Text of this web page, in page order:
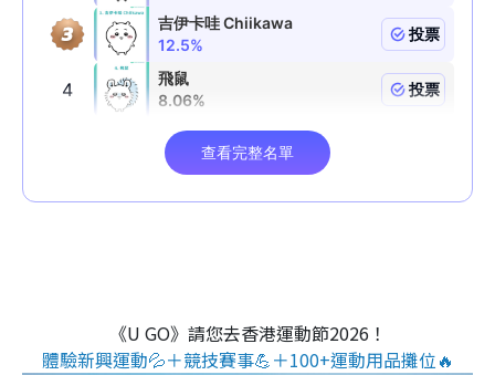
《U GO》請您去香港運動節2026！
體驗新興運動💦＋競技賽事💪＋100+運動用品攤位🔥